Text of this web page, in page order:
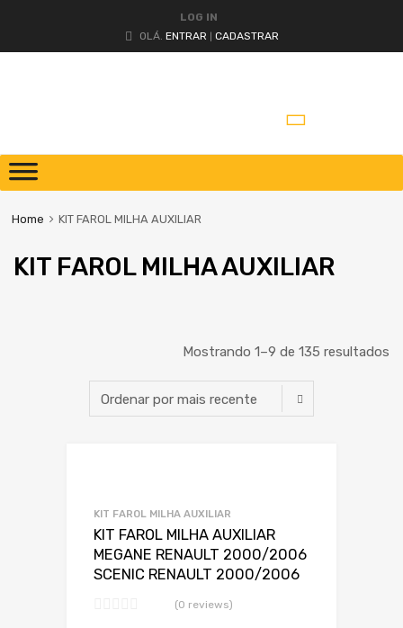
LOG IN
OLÁ. ENTRAR CADASTRAR
Home KIT FAROL MILHA AUXILIAR
KIT FAROL MILHA AUXILIAR
Mostrando 1–9 de 135 resultados
KIT FAROL MILHA AUXILIAR
KIT FAROL MILHA AUXILIAR
MEGANE RENAULT 2000/2006
SCENIC RENAULT 2000/2006
(0 reviews)